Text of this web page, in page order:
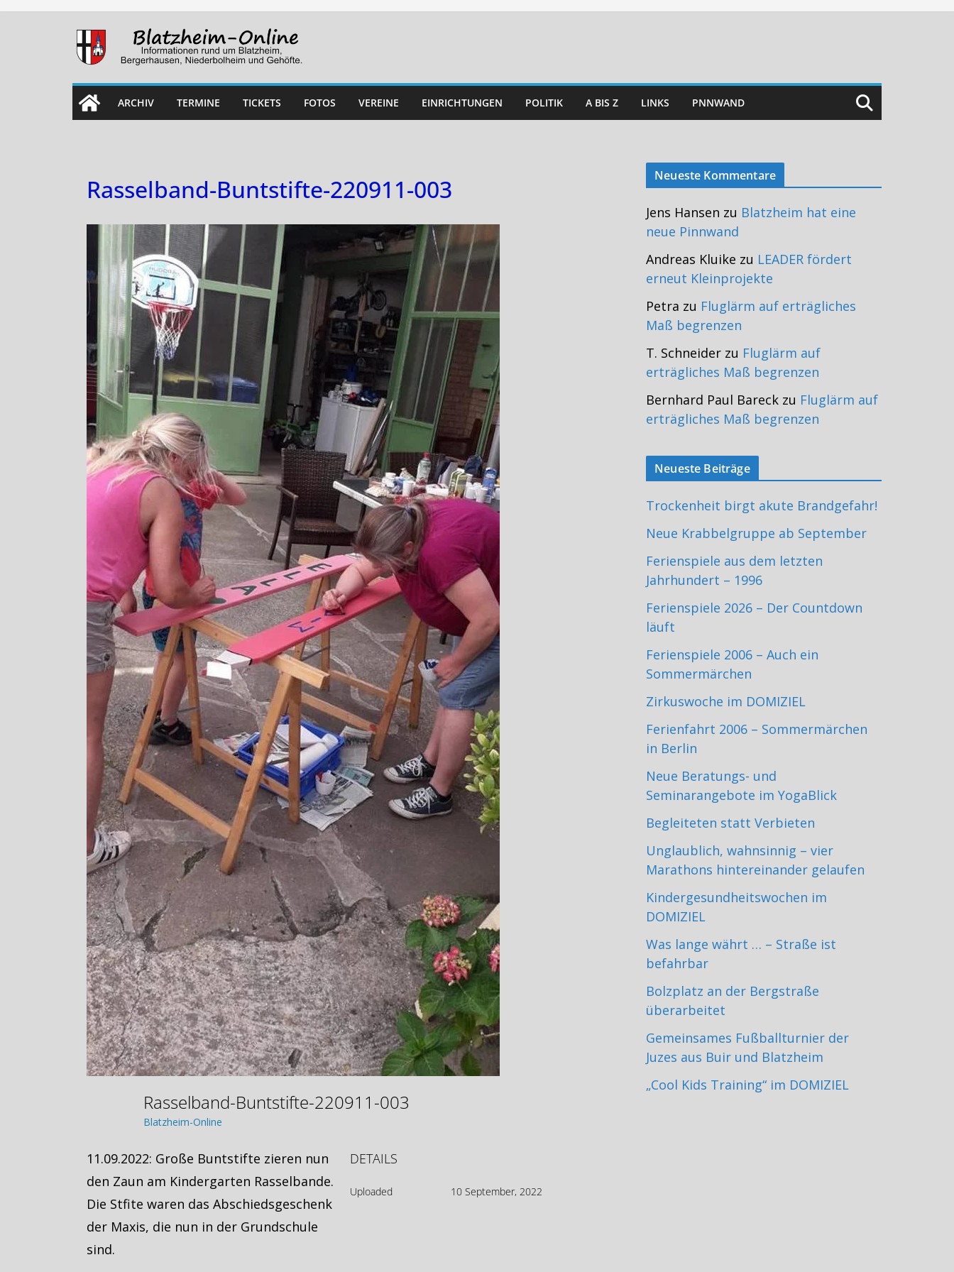
Skip
ARCHIV TERMINE TICKETS FOTOS VEREINE EINRICHTUNGEN POLITIK A BIS Z LINKS PNNWAND
Rasselband-Buntstifte-220911-003
Rasselband-Buntstifte-220911-003
Blatzheim-Online
11.09.2022: Große Buntstifte zieren nun
den Zaun am Kindergarten Rasselbande.
Die Stfite waren das Abschiedsgeschenk
der Maxis, die nun in der Grundschule
sind.
DETAILS
Uploaded 10 September, 2022
Neueste Kommentare
Jens Hansen zu Blatzheim hat eine
neue Pinnwand
Andreas Kluike zu LEADER fördert
erneut Kleinprojekte
Petra zu Fluglärm auf erträgliches
Maß begrenzen
T. Schneider zu Fluglärm auf
erträgliches Maß begrenzen
Bernhard Paul Bareck zu Fluglärm auf
erträgliches Maß begrenzen
Neueste Beiträge
Trockenheit birgt akute Brandgefahr!
Neue Krabbelgruppe ab September
Ferienspiele aus dem letzten
Jahrhundert – 1996
Ferienspiele 2026 – Der Countdown
läuft
Ferienspiele 2006 – Auch ein
Sommermärchen
Zirkuswoche im DOMIZIEL
Ferienfahrt 2006 – Sommermärchen
in Berlin
Neue Beratungs- und
Seminarangebote im YogaBlick
Begleiteten statt Verbieten
Unglaublich, wahnsinnig – vier
Marathons hintereinander gelaufen
Kindergesundheitswochen im
DOMIZIEL
Was lange währt … – Straße ist
befahrbar
Bolzplatz an der Bergstraße
überarbeitet
Gemeinsames Fußballturnier der
Juzes aus Buir und Blatzheim
„Cool Kids Training“ im DOMIZIEL